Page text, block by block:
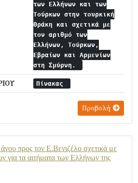
των Ελλήνων και των
Τούρκων στην τουρκική
Θράκη και σχετικά με
τον αριθμό των
Ελλήνων, Τούρκων,
Εβραίων και Αρμενίων
στη Σμύρνη.
Πίνακας
Προβολή
προς τον Ε.Βενιζέλο σχετικά με
για τα αιτήματα των Ελλήνων της